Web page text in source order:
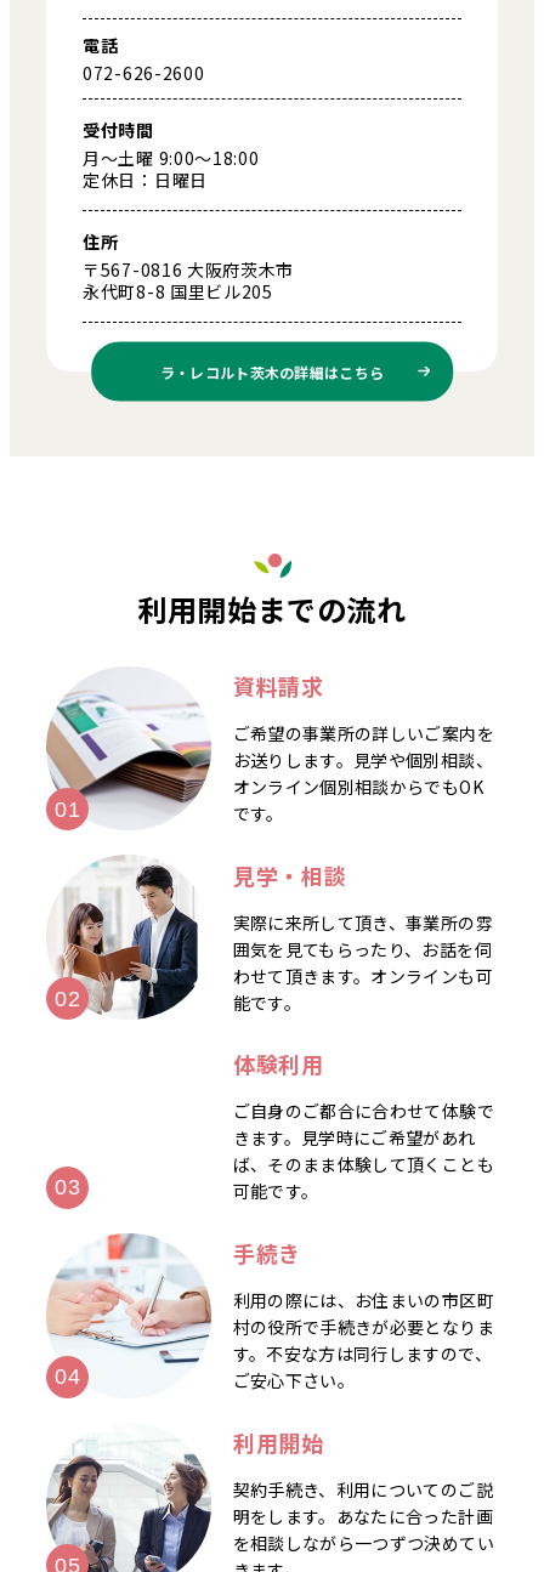
電話
072-626-2600
受付時間
月～土曜 9:00～18:00
定休日：日曜日
住所
〒567-0816 大阪府茨木市
永代町8-8 国里ビル205
ラ・レコルト茨木の詳細はこちら
利用開始までの流れ
資料請求
ご希望の事業所の詳しいご案内を
お送りします。見学や個別相談、
オンライン個別相談からでもOK
です。
見学・相談
実際に来所して頂き、事業所の雰
囲気を見てもらったり、お話を伺
わせて頂きます。オンラインも可
能です。
体験利用
ご自身のご都合に合わせて体験で
きます。見学時にご希望があれ
ば、そのまま体験して頂くことも
可能です。
手続き
利用の際には、お住まいの市区町
村の役所で手続きが必要となりま
す。不安な方は同行しますので、
ご安心下さい。
利用開始
契約手続き、利用についてのご説
明をします。あなたに合った計画
を相談しながら一つずつ決めてい